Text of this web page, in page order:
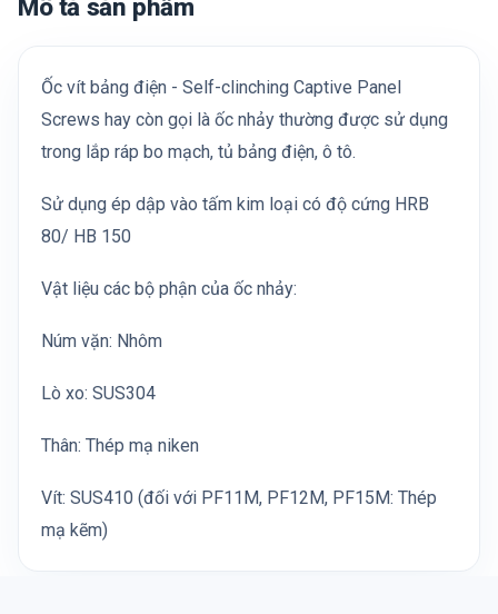
Mô tả sản phẩm
Ốc vít bảng điện - Self-clinching Captive Panel
Screws hay còn gọi là ốc nhảy thường được sử dụng
trong lắp ráp bo mạch, tủ bảng điện, ô tô.
Sử dụng ép dập vào tấm kim loại có độ cứng HRB
80/ HB 150
Vật liệu các bộ phận của ốc nhảy:
Núm vặn: Nhôm
Lò xo: SUS304
Thân: Thép mạ niken
Vít: SUS410 (đối với PF11M, PF12M, PF15M: Thép
mạ kẽm)